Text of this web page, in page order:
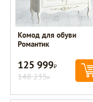
Комод для обуви
Романтик
125 999Р
148 235Р